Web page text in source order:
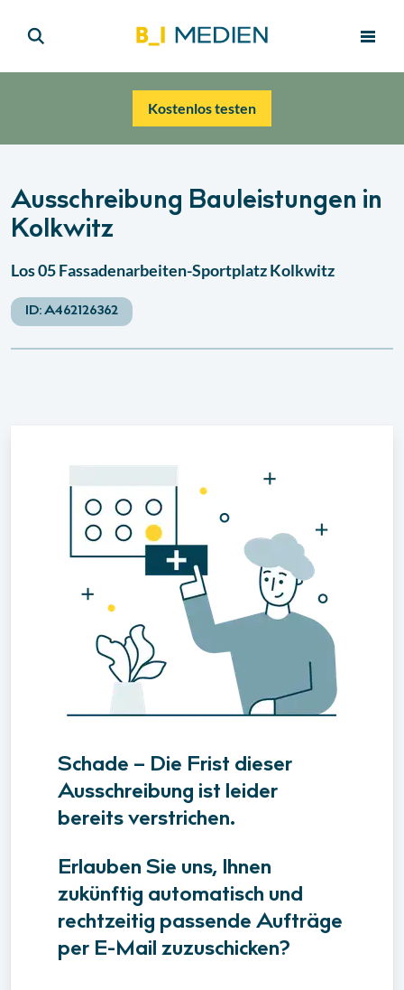
Kostenlos testen
Ausschreibung Bauleistungen in
Kolkwitz
Los 05 Fassadenarbeiten-Sportplatz Kolkwitz
ID:A462126362
Schade – Die Frist dieser
Ausschreibung ist leider
bereits verstrichen.
Erlauben Sie uns, Ihnen
zukünftig automatisch und
rechtzeitig passende Aufträge
per E-Mail zuzuschicken?